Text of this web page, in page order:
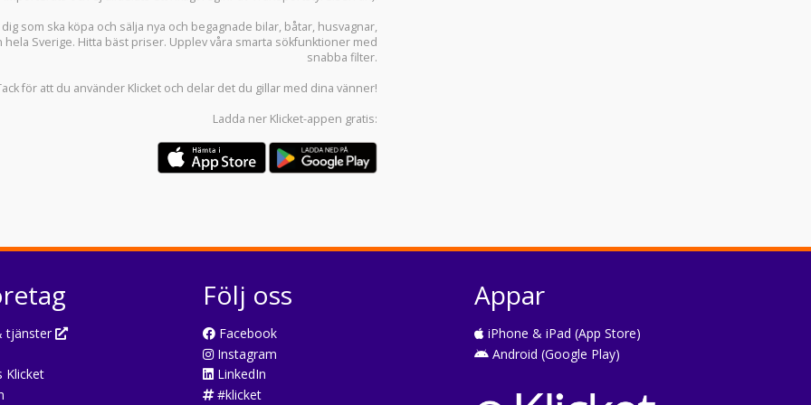
som ska köpa och sälja nya och begagnade bilar, båtar, husvagnar,
Sverige. Hitta bäst priser. Upplev våra smarta sökfunktioner med
snabba filter.
för att du använder Klicket och delar det du gillar med dina vänner!
Ladda ner Klicket-appen gratis:
tjänster
Klicket
Följ oss
Facebook
Instagram
LinkedIn
#klicket
Appar
iPhone & iPad (App Store)
Android (Google Play)